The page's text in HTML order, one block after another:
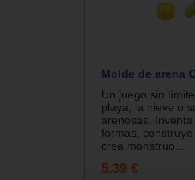
Molde de arena
Un juego sin
playa, la nieve o
arenosas.
formas,
crea monstruo...
5.39 €